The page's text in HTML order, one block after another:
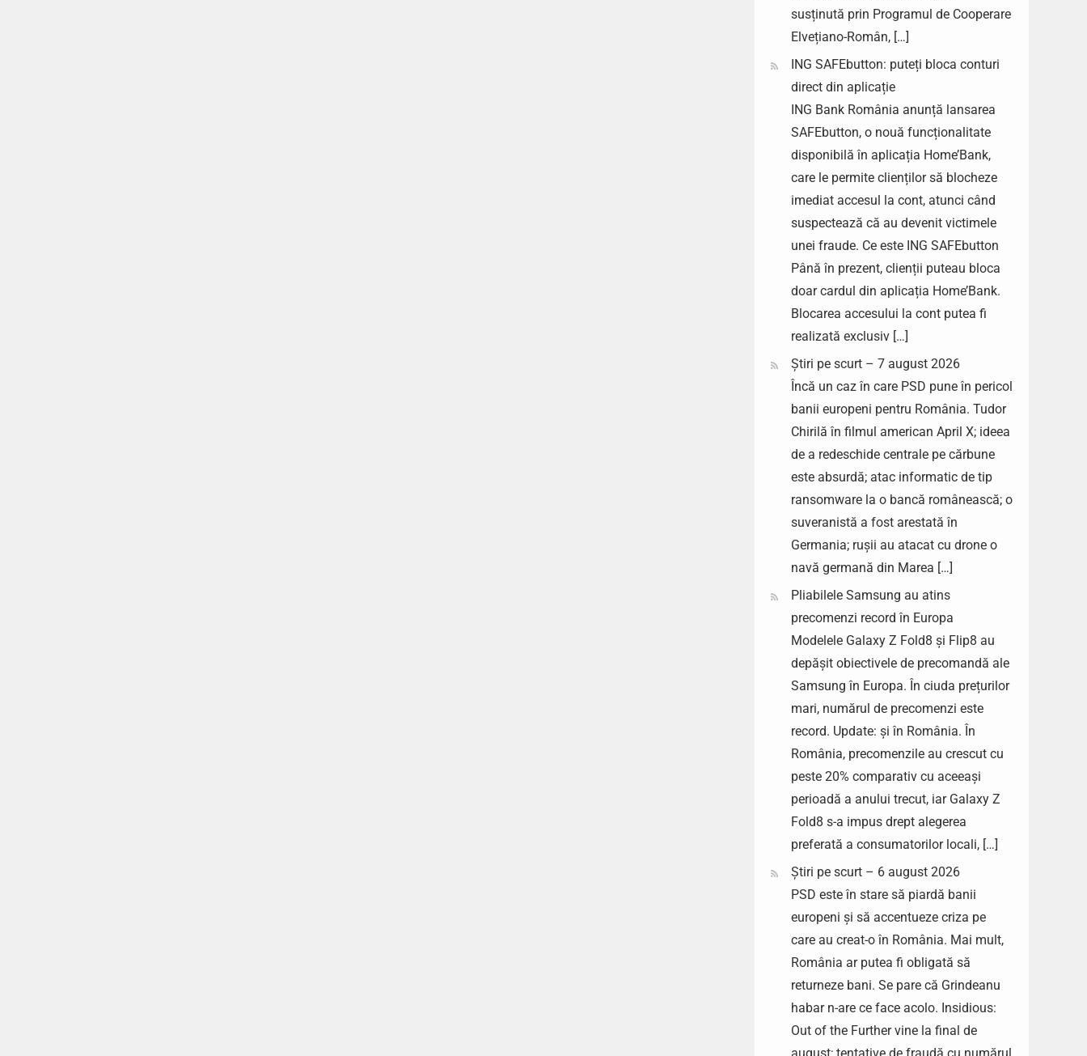
susținută prin Programul de Cooperare
Elvețiano-Român, […]
ING SAFEbutton: puteți bloca conturi
direct din aplicație
ING Bank România anunță lansarea
SAFEbutton, o nouă funcționalitate
disponibilă în aplicația Home’Bank,
care le permite clienților să blocheze
imediat accesul la cont, atunci când
suspectează că au devenit victimele
unei fraude. Ce este ING SAFEbutton
Până în prezent, clienții puteau bloca
doar cardul din aplicația Home’Bank.
Blocarea accesului la cont putea fi
realizată exclusiv […]
Știri pe scurt – 7 august 2026
Încă un caz în care PSD pune în pericol
banii europeni pentru România. Tudor
Chirilă în filmul american April X; ideea
de a redeschide centrale pe cărbune
este absurdă; atac informatic de tip
ransomware la o bancă românească; o
suveranistă a fost arestată în
Germania; rușii au atacat cu drone o
navă germană din Marea […]
Pliabilele Samsung au atins
precomenzi record în Europa
Modelele Galaxy Z Fold8 și Flip8 au
depășit obiectivele de precomandă ale
Samsung în Europa. În ciuda prețurilor
mari, numărul de precomenzi este
record. Update: și în România. În
România, precomenzile au crescut cu
peste 20% comparativ cu aceeași
perioadă a anului trecut, iar Galaxy Z
Fold8 s-a impus drept alegerea
preferată a consumatorilor locali, […]
Știri pe scurt – 6 august 2026
PSD este în stare să piardă banii
europeni și să accentueze criza pe
care au creat-o în România. Mai mult,
România ar putea fi obligată să
returneze bani. Se pare că Grindeanu
habar n-are ce face acolo. Insidious:
Out of the Further vine la final de